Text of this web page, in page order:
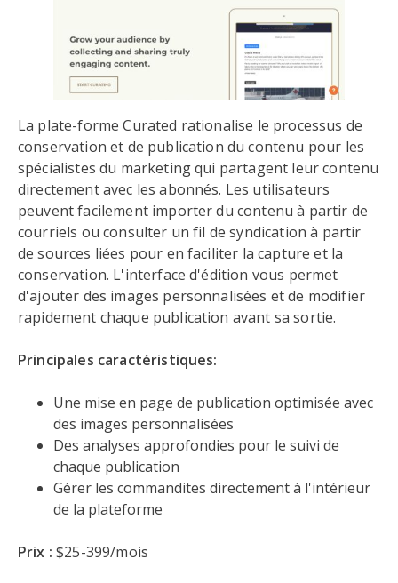
La plate-forme Curated rationalise le processus de
conservation et de publication du contenu pour les
spécialistes du marketing qui partagent leur contenu
directement avec les abonnés. Les utilisateurs
peuvent facilement importer du contenu à partir de
courriels ou consulter un fil de syndication à partir
de sources liées pour en faciliter la capture et la
conservation. L'interface d'édition vous permet
d'ajouter des images personnalisées et de modifier
rapidement chaque publication avant sa sortie.
Principales caractéristiques:
Une mise en page de publication optimisée avec
des images personnalisées
Des analyses approfondies pour le suivi de
chaque publication
Gérer les commandites directement à l'intérieur
de la plateforme
Prix : $25-399/mois